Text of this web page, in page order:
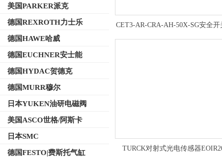
免费下载电磁阀
美国PARKER派克
德国REXROTH力士乐
德国HAWE哈威
德国EUCHNER安士能
德国HYDAC贺德克
德国MURR穆尔
日本YUKEN油研电磁阀
美国ASCO世格/阿斯卡
日本SMC
德国FESTO|费斯托气缸
CET3-AR-CRA-AH-50X-SG安全开
TURCK对射式光电传感器